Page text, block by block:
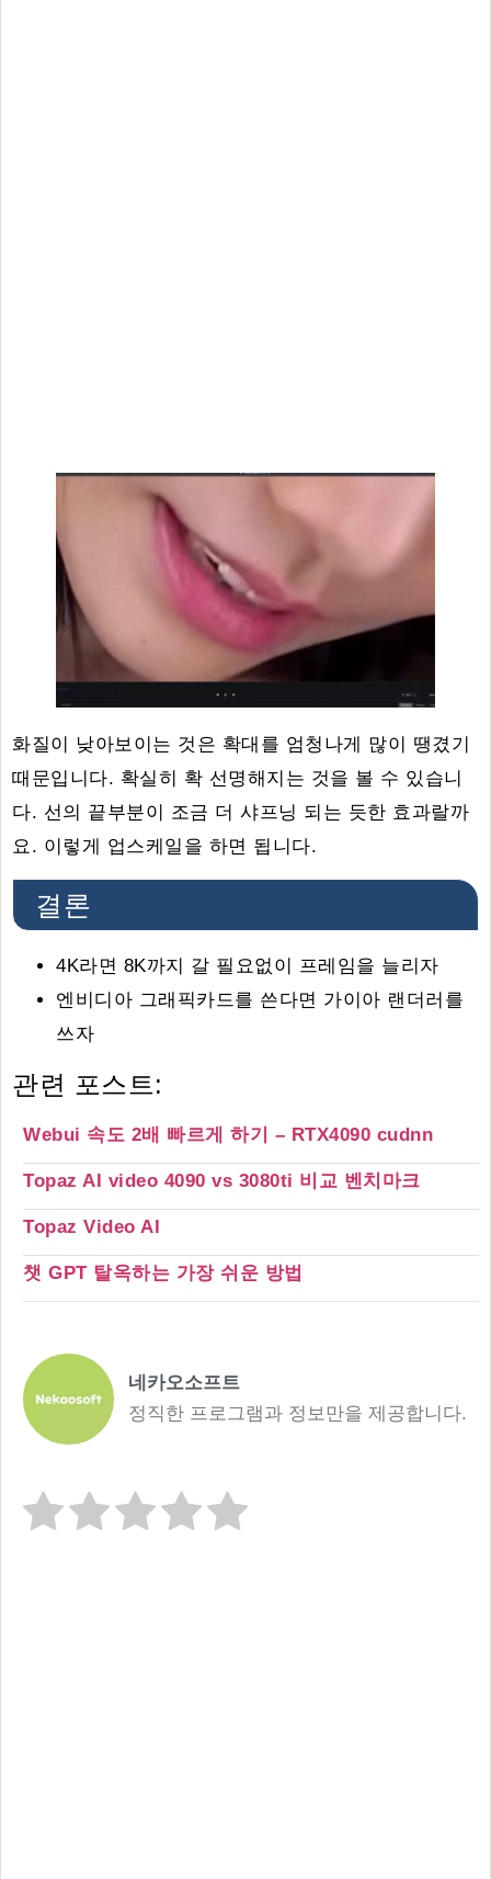
화질이 낮아보이는 것은 확대를 엄청나게 많이 땡겼기
때문입니다. 확실히 확 선명해지는 것을 볼 수 있습니
다. 선의 끝부분이 조금 더 샤프닝 되는 듯한 효과랄까
요. 이렇게 업스케일을 하면 됩니다.
결론
4K라면 8K까지 갈 필요없이 프레임을 늘리자
엔비디아 그래픽카드를 쓴다면 가이아 랜더러를
쓰자
관련 포스트:
Webui 속도 2배 빠르게 하기 – RTX4090 cudnn
Topaz AI video 4090 vs 3080ti 비교 벤치마크
Topaz Video AI
챗 GPT 탈옥하는 가장 쉬운 방법
네카오소프트
정직한 프로그램과 정보만을 제공합니다.